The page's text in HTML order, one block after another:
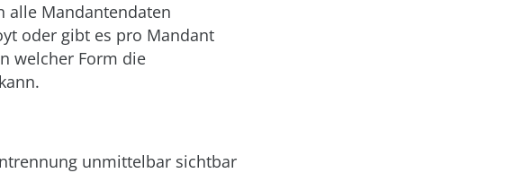
alle Mandantendaten
oder gibt es pro Mandant
welcher Form die
unmittelbar sichtbar